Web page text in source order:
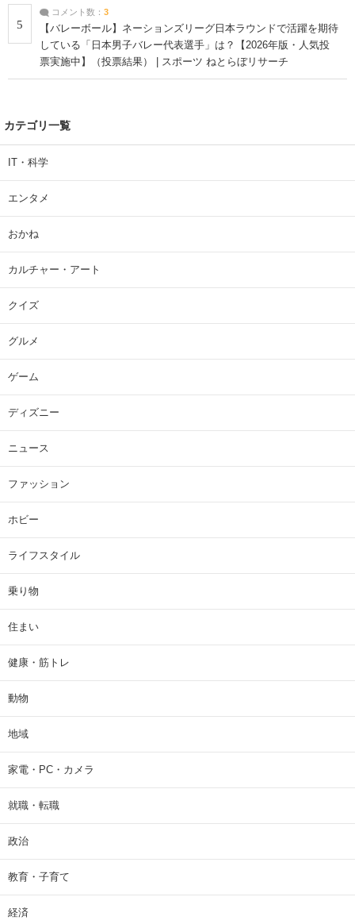
5
コメント数： 3
【バレーボール】ネーションズリーグ日本ラウンドで活躍を期待
している「日本男子バレー代表選手」は？【2026年版・人気投
票実施中】（投票結果） | スポーツ ねとらぼリサーチ
カテゴリ一覧
IT・科学
エンタメ
おかね
カルチャー・アート
クイズ
グルメ
ゲーム
ディズニー
ニュース
ファッション
ホビー
ライフスタイル
乗り物
住まい
健康・筋トレ
動物
地域
家電・PC・カメラ
就職・転職
政治
教育・子育て
経済